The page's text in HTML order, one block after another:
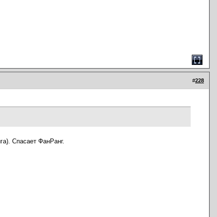
#228
Спасает ФанРанг.